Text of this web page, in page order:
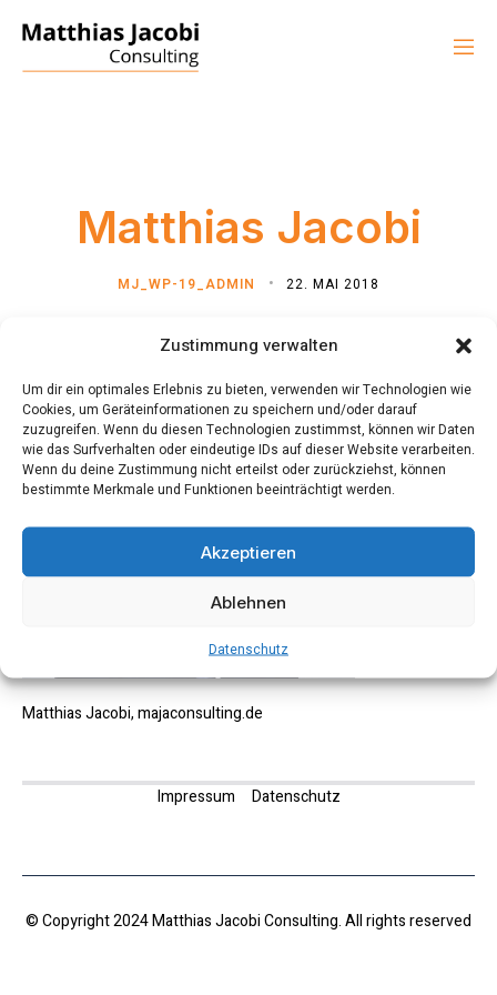
Zustimmung verwalten
Um dir ein optimales Erlebnis zu bieten, verwenden wir Technologien wie
Cookies, um Geräteinformationen zu speichern und/oder darauf
zuzugreifen. Wenn du diesen Technologien zustimmst, können wir Daten
wie das Surfverhalten oder eindeutige IDs auf dieser Website verarbeiten.
Wenn du deine Zustimmung nicht erteilst oder zurückziehst, können
bestimmte Merkmale und Funktionen beeinträchtigt werden.
Akzeptieren
Ablehnen
Datenschutz
Matthias Jacobi
MJ_WP-19_ADMIN 22. MAI 2018
Matthias Jacobi, majaconsulting.de
Impressum Datenschutz
© Copyright 2024 Matthias Jacobi Consulting. All rights reserved